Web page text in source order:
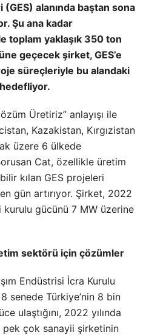
alanında baştan sona
Şu ana kadar
toplam yaklaşık 350 ton
geçecek şirket, GES’e
süreçleriyle bu alandaki
Üretiriz” anlayışı ile
Kazakistan, Kırgızistan
üzere 6 ülkede
Cat, özellikle üretim
kılan GES projeleri
gün artırıyor. Şirket, 2022
kurulu gücünü 7 MW üzerine
sektörü için çözümler
Endüstrisi İcra Kurulu
senede Türkiye’nin 8 bin
ulaştığını, 2022 yılında
çok sanayii şirketinin